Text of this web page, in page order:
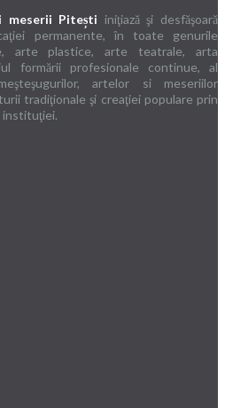
meserii Pitești iniţiază şi desfăşoară
permanente, în toate genurile
arte plastice, arte teatrale, arta
formării profesionale continue, al
artelor si meseriilor
tradiţionale şi creaţiei populare prin
instituţiei.